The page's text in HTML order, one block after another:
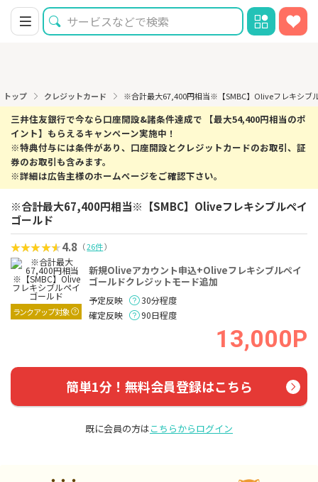
トップ クレジットカード ※合計最大67,400円相当※【SMBC】Oliveフレキシブ
三井住友銀行で今なら口座開設&諸条件達成で 【最大54,400円相当のポ
イント】もらえるキャンペーン実施中！
※特典付与には条件があり、口座開設とクレジットカードのお取引、証
券のお取引も含みます。
※詳細は広告主様のホームページをご確認下さい。
※合計最大67,400円相当※【SMBC】Oliveフレキシブルペイ
ゴールド
4.8 （26件）
ランクアップ対象
新規Oliveアカウント申込+Oliveフレキシブルペイ
ゴールドクレジットモード追加
予定反映
30分程度
確定反映
90日程度
13,000P
簡単1分！無料会員登録はこちら
既に会員の方はこちらからログイン